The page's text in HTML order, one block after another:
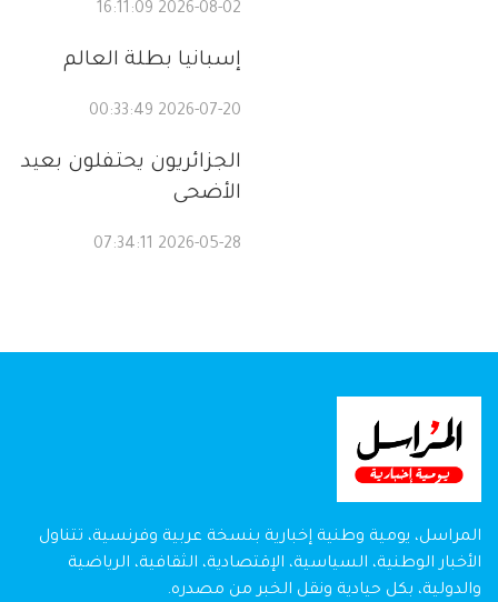
2026-08-02 16:11:09
إسبانيا بطلة العالم
2026-07-20 00:33:49
الجزائريون يحتفلون بعيد
الأضحى
2026-05-28 07:34:11
المراسل، يومية وطنية إخبارية بنسخة عربية وفرنسية، تتناول
الأخبار الوطنية، السياسية، الإقتصادية، الثقافية، الرياضية
والدولية، بكل حيادية ونقل الخبر من مصدره.